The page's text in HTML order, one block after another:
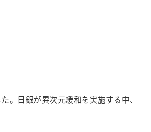
日銀が異次元緩和を実施する中、